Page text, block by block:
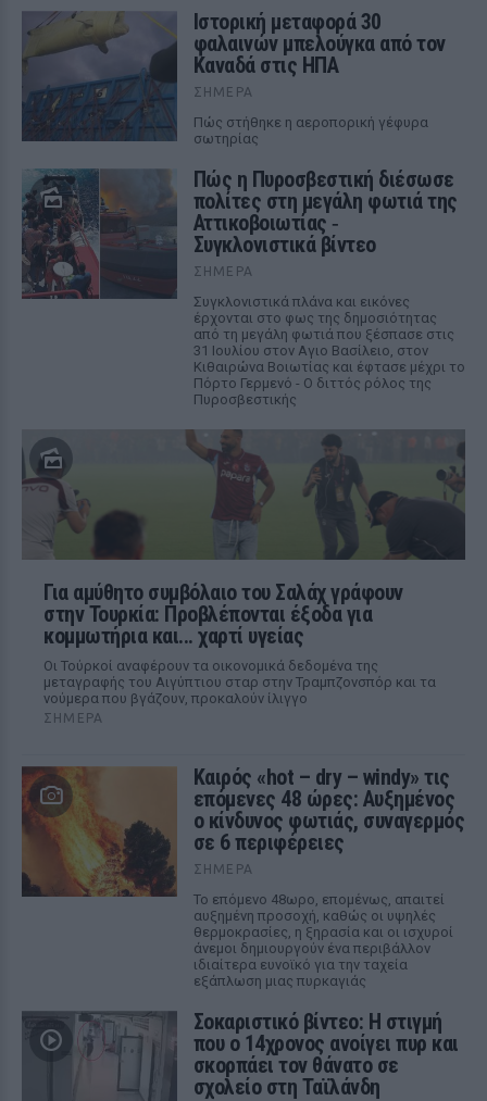
Ιστορική μεταφορά 30
φαλαινών μπελούγκα από τον
Καναδά στις ΗΠΑ
ΣΉΜΕΡΑ
Πώς στήθηκε η αεροπορική γέφυρα
σωτηρίας
Πώς η Πυροσβεστική διέσωσε
πολίτες στη μεγάλη φωτιά της
Αττικοβοιωτίας ‑
Συγκλονιστικά βίντεο
ΣΉΜΕΡΑ
Συγκλονιστικά πλάνα και εικόνες
έρχονται στο φως της δημοσιότητας
από τη μεγάλη φωτιά που ξέσπασε στις
31 Ιουλίου στον Αγιο Βασίλειο, στον
Κιθαιρώνα Βοιωτίας και έφτασε μέχρι το
Πόρτο Γερμενό - Ο διττός ρόλος της
Πυροσβεστικής
Για αμύθητο συμβόλαιο του Σαλάχ γράφουν
στην Τουρκία: Προβλέπονται έξοδα για
κομμωτήρια και... χαρτί υγείας
Οι Τούρκοί αναφέρουν τα οικονομικά δεδομένα της
μεταγραφής του Αιγύπτιου σταρ στην Τραμπζονσπόρ και τα
νούμερα που βγάζουν, προκαλούν ίλιγγο
ΣΉΜΕΡΑ
Καιρός «hot – dry – windy» τις
επόμενες 48 ώρες: Αυξημένος
ο κίνδυνος φωτιάς, συναγερμός
σε 6 περιφέρειες
ΣΉΜΕΡΑ
Το επόμενο 48ωρο, επομένως, απαιτεί
αυξημένη προσοχή, καθώς οι υψηλές
θερμοκρασίες, η ξηρασία και οι ισχυροί
άνεμοι δημιουργούν ένα περιβάλλον
ιδιαίτερα ευνοϊκό για την ταχεία
εξάπλωση μιας πυρκαγιάς
Σοκαριστικό βίντεο: Η στιγμή
που ο 14χρονος ανοίγει πυρ και
σκορπάει τον θάνατο σε
σχολείο στη Ταϊλάνδη